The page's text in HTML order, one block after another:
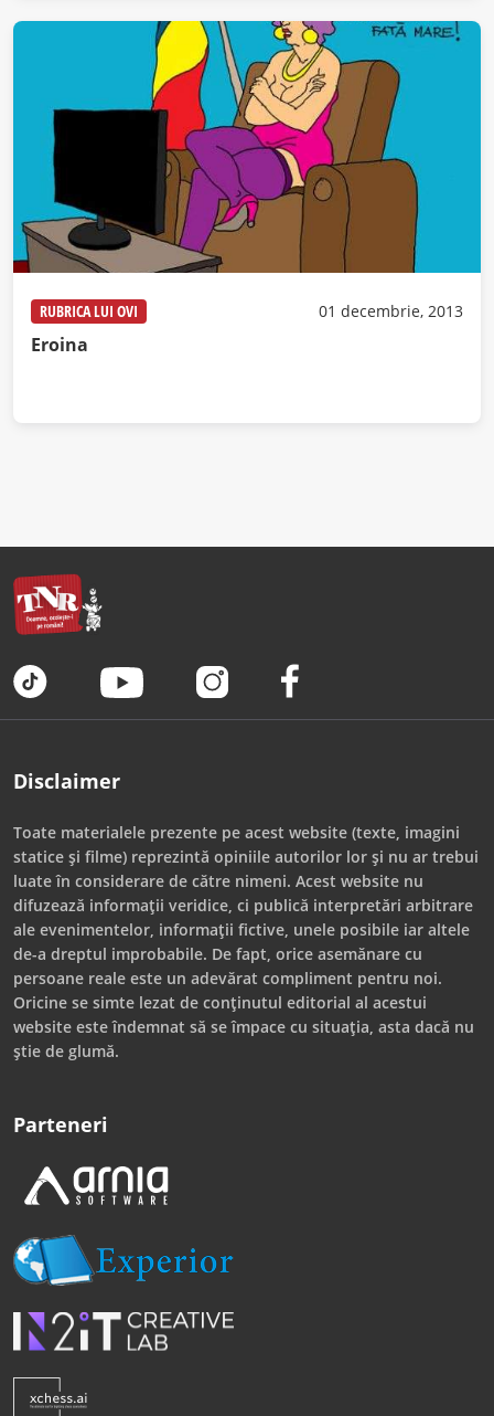
RUBRICA LUI OVI 01 decembrie, 2013
Eroina
Disclaimer
Toate materialele prezente pe acest website (texte, imagini
statice și filme) reprezintă opiniile autorilor lor și nu ar trebui
luate în considerare de către nimeni. Acest website nu
difuzează informații veridice, ci publică interpretări arbitrare
ale evenimentelor, informații fictive, unele posibile iar altele
de-a dreptul improbabile. De fapt, orice asemănare cu
persoane reale este un adevărat compliment pentru noi.
Oricine se simte lezat de conținutul editorial al acestui
website este îndemnat să se împace cu situația, asta dacă nu
știe de glumă.
Parteneri